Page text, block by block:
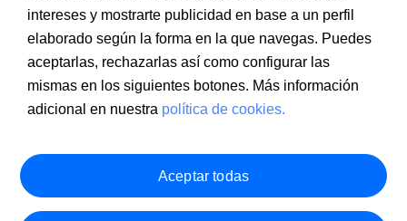
intereses y mostrarte publicidad en base a un perfil
elaborado según la forma en la que navegas. Puedes
aceptarlas, rechazarlas así como configurar las
mismas en los siguientes botones. Más información
adicional en nuestra política de cookies.
Aceptar todas